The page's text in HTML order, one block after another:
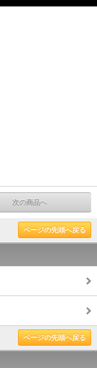
次の商品へ
ページの先頭へ戻る
ページの先頭へ戻る